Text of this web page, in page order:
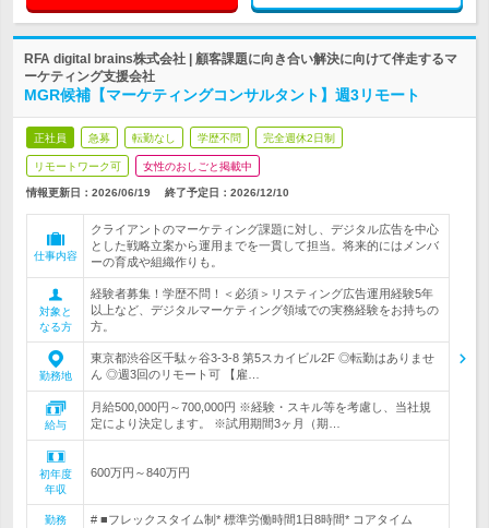
RFA digital brains株式会社 | 顧客課題に向き合い解決に向けて伴走するマ
ーケティング支援会社
MGR候補【マーケティングコンサルタント】週3リモート
正社員 急募 転勤なし 学歴不問 完全週休2日制
リモートワーク可 女性のおしごと掲載中
情報更新日：2026/06/19 終了予定日： 2026/12/10
仕事内容
クライアントのマーケティング課題に対し、デジタル広告を中心
とした戦略立案から運用までを一貫して担当。将来的にはメンバ
ーの育成や組織作りも。
対象と
なる方
経験者募集！学歴不問！＜必須＞リスティング広告運用経験5年
以上など、デジタルマーケティング領域での実務経験をお持ちの
方。
勤務地
東京都渋谷区千駄ヶ谷3-3-8 第5スカイビル2F ◎転勤はありませ
ん ◎週3回のリモート可 【雇…
給与
月給500,000円～700,000円 ※経験・スキル等を考慮し、当社規
定により決定します。 ※試用期間3ヶ月（期…
初年度
年収
600万円～840万円
勤務
# ■フレックスタイム制* 標準労働時間1日8時間* コアタイム